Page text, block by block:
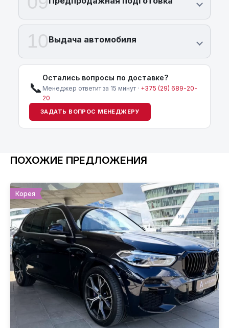
10Выдача автомобиля
📞
Остались вопросы по доставке?
Менеджер ответит за 15 минут · +375 (29) 689-20-
20
ЗАДАТЬ ВОПРОС МЕНЕДЖЕРУ
ПОХОЖИЕ ПРЕДЛОЖЕНИЯ
Корея